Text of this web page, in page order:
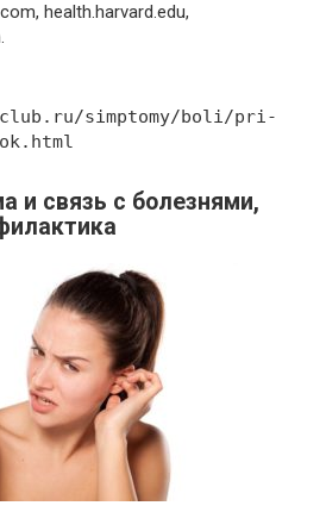
health.harvard.edu,
simptomy/boli/pri-
и связь с болезнями,